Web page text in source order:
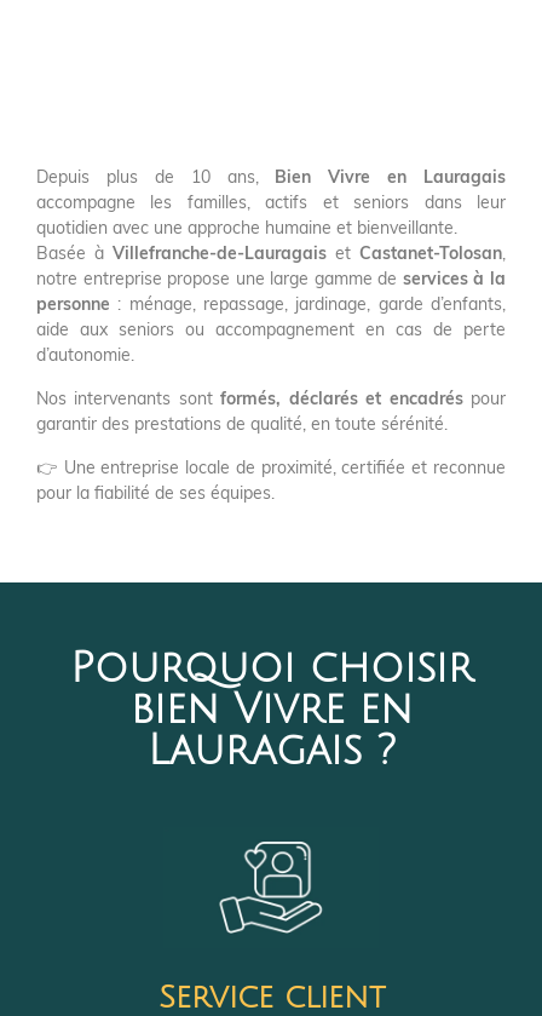
Depuis plus de 10 ans, Bien Vivre en Lauragais
accompagne les familles, actifs et seniors dans leur
quotidien avec une approche humaine et bienveillante.
Basée à Villefranche-de-Lauragais et Castanet-Tolosan,
notre entreprise propose une large gamme de services à la
personne : ménage, repassage, jardinage, garde d’enfants,
aide aux seniors ou accompagnement en cas de perte
d’autonomie.
Nos intervenants sontformés, déclarés et encadréspour
garantir des prestations de qualité, en toute sérénité.
👉 Une entreprise locale de proximité, certifiée et reconnue
pour la fiabilité de ses équipes.
Pourquoi choisir
bien Vivre en
Lauragais ?
Service client